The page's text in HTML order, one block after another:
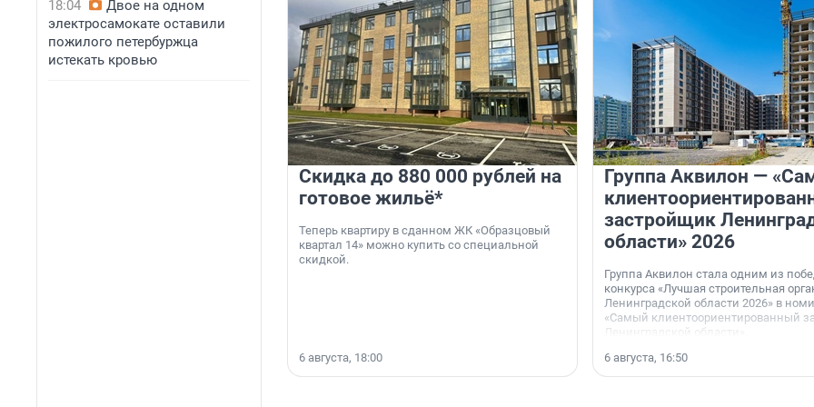
18:04
Двое на одном
электросамокате оставили
пожилого петербуржца
истекать кровью
Скидка до 880 000 рублей на
готовое жильё*
Теперь квартиру в сданном ЖК «Образцовый
квартал 14» можно купить со специальной
скидкой.
6 августа, 18:00
Группа Аквилон —
застройщик
области» 2026
Группа Аквилон стала одним из
конкурса «Лучшая строительная
Ленинградской области 2026» в
«Самый клиентоориентированный
Ленинградской области».
6 августа, 16:50